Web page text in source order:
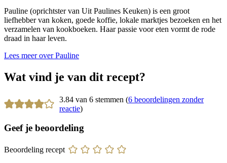
Pauline (oprichtster van Uit Paulines Keuken) is een groot
liefhebber van koken, goede koffie, lokale marktjes bezoeken en het
verzamelen van kookboeken. Haar passie voor eten vormt de rode
draad in haar leven.
Lees meer over Pauline
Wat vind je van dit recept?
3.84 van 6 stemmen (6 beoordelingen zonder
reactie)
Geef je beoordeling
Beoordeling recept